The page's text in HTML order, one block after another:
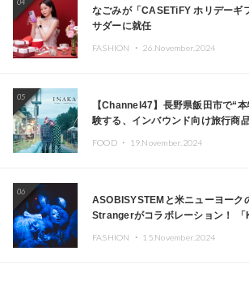
なごみが「CASETiFY ホリデーギ
サダーに就任
FASHION ・ 26.November.2024
05
【Channel47】長野県飯田市で“
験する、インバウンド向け旅行商
FOOD ・ 19.November.2024
06
ASOBISYSTEMと米ニューヨーク
Strangerがコラボレーション！ 「
FASHION ・ 15.November.2024